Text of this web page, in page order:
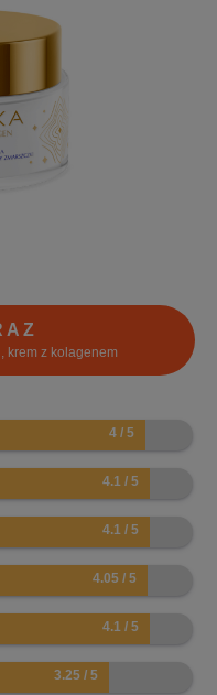
krem z kolagenem